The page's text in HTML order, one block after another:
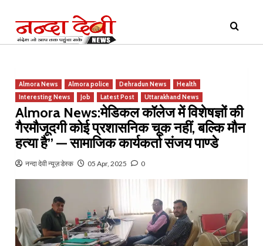
content
Menu
Almora News Almora police Dehradun News
Health
Interesting News
Job Latest Post Uttarakhand News
Almora News:मेडिकल कॉलेज में विशेषज्ञों की
गैरमौजूदगी कोई प्रशासनिक चूक नहीं, बल्कि मौन
हत्या है” — सामाजिक कार्यकर्ता संजय पाण्डे
नन्दा देवी न्यूज़ डेस्क 05 Apr, 2025 0